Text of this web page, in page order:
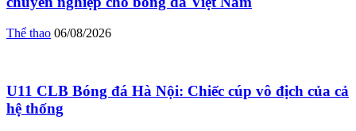
Thể thao 06/08/2026
U11 CLB Bóng đá Hà Nội: Chiếc cúp vô địch của cả
hệ thống